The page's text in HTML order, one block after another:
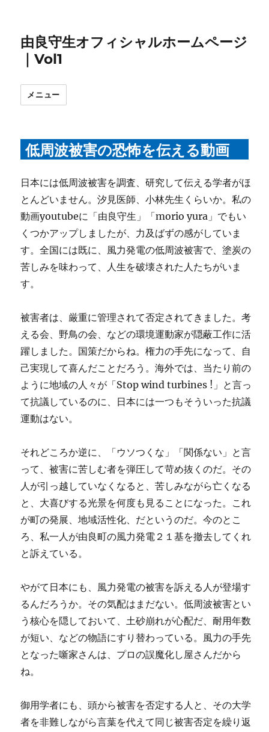
由良守生オフィシャルホームページ
｜Vol1
メニュー
低周波被害の恐怖を伝える動画
日本には低周波被害を調査、研究して伝える学者がほ
とんどいません。汐見医師、小林先生くらいか。私の
動画youtubeに「由良守生」「morio yura」でもい
くつかアップしましたが、力及ばずの感がしていま
す。全国には既に、風力発電の低周波被害で、塗炭の
苦しみを味わって、人生を破壊された人たちがいま
す。
被害者は、厳重に管理されて否定されてきました。考
える会、野鳥の会、などの環境運動家が隠蔽工作に活
躍しました。国策だからね。権力の手先になって、自
己実現して喜んだことだろう。海外では、当たり前の
ように地域の人々が「Stop wind turbines !」と言っ
て抗議しているのに、日本には一つもそういった抗議
運動はない。
それどころか逆に、「ウソつくな」「関係ない」と言
って、被害に苦しむ者を弾圧して苛め抜くのだ。その
人が引っ越していなくなると、苦しみながら亡くなる
と、大喜びする光景を何度も見ることになった。これ
が町の発展、地域活性化、だというのだ。今のとこ
ろ、私一人が由良町の風力発電２１基を撤去してくれ
と訴えている。
やがて日本にも、風力発電の被害を訴える人が登場す
るんだろうか。その気配はまだない。低周波被害とい
う核心を隠しておいて、土砂崩れが心配だ、耐用年数
が短い、などの物語にすり替わっている。風力の手先
となった噺家さんは、プロの誤魔化し屋さんだから
ね。
御用学者にも、頭から被害を否定する人と、その大学
者を非難しながら言葉を代えて同じ被害否定を繰り返